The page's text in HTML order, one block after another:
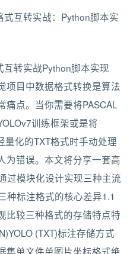
互转实战Python脚本实现
项目中数据格式转换是算法
痛点。当你需要将PASCAL
训练框架或是将
量化的TXT格式时手动处理
为错误。本文将分享一套高
过模块化设计实现三种主流
种标注格式的核心差异1.1
比较三种格式的存储特点特
(TXT)标注存储方式
集单文件单图片坐标格式绝